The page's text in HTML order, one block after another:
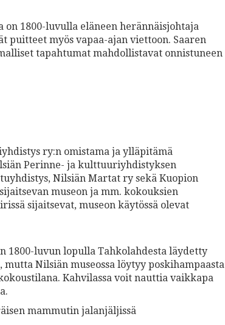
on 1800-luvulla eläneen herännäisjohtaja
puitteet myös vapaa-ajan viettoon. Saaren
tapahtumat mahdollistavat onnistuneen
ry:n omistama ja ylläpitämä
Perinne- ja kulttuuriyhdistyksen
Nilsiän Martat ry sekä Kuopion
museon ja mm. kokouksien
sijaitsevat, museon käytössä olevat
1800-luvun lopulla Tahkolahdesta läydetty
mutta Nilsiän museossa löytyy poskihampaasta
Kahvilassa voit nauttia vaikkapa
mammutin jalanjäljissä